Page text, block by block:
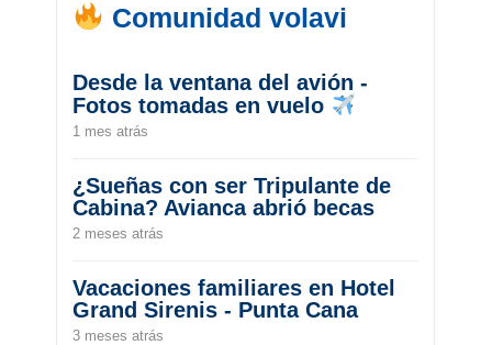
Comunidad volavi
Desde la ventana del avión -
Fotos tomadas en vuelo
1 mes atrás
¿Sueñas con ser Tripulante de
Cabina? Avianca abrió becas
2 meses atrás
Vacaciones familiares en Hotel
Grand Sirenis - Punta Cana
3 meses atrás